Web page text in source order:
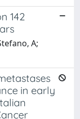
142
A;
in early